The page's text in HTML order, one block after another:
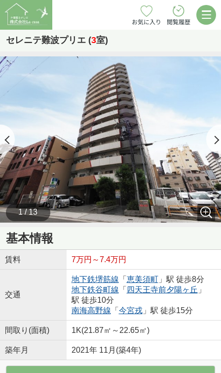
お気に入り 閲覧履歴
セレニテ難波プリエ (3室)
1 / 13
基本情報
賃料 7万円～7.4万円
交通
地下鉄堺筋線 「 恵美須町」駅 徒歩8分
地下鉄谷町線 「 四天王寺前夕陽ヶ丘 」
駅 徒歩10分
南海高野線 「 今宮戎」駅 徒歩15分
間取り(面積) 1K(21.87㎡～22.65㎡)
築年月 2021年 11月(築4年)